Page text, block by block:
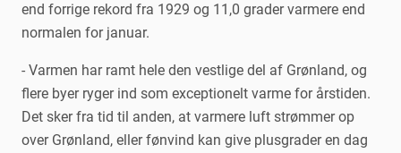
end forrige rekord fra 1929 og 11,0 grader varmere end
normalen for januar.
- Varmen har ramt hele den vestlige del af Grønland, og
flere byer ryger ind som exceptionelt varme for årstiden.
Det sker fra tid til anden, at varmere luft strømmer op
over Grønland, eller fønvind kan give plusgrader en dag